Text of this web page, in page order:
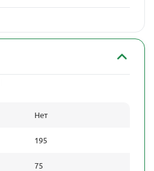
Нет
195
75